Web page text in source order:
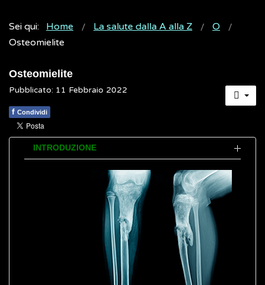
Sei qui: Home La salute dalla A alla Z
O
Osteomielite
Osteomielite
Pubblicato: 11 Febbraio 2022
f Condividi
INTRODUZIONE